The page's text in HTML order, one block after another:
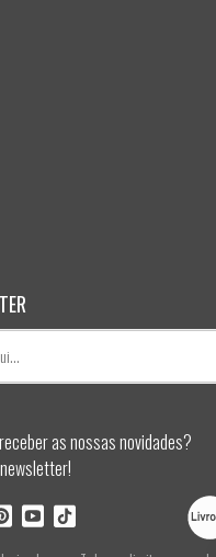
as nossas novidades?